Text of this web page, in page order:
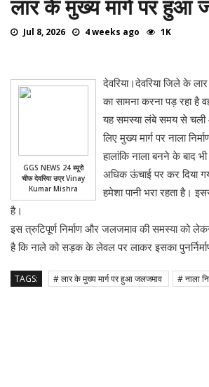
लार के मुख्य मार्ग पर हुआ
Jul 8, 2026 4 weeks ago 1K
GGS NEWS 24 ब्यूरो
चीफ देवरिया उप्र Vinay
Kumar Mishra
देवरिया।देवरिया जिले के
का सामना करना पड़ रहा है
यह समस्या लंबे समय से चली
लिए मुख्य मार्ग पर नाला
हालांकि नाला बनने के बाद
अधिक ऊंचाई पर कर दिया
हमेशा पानी भरा रहता है।
है।
इस त्रुटिपूर्ण निर्माण और जलजमाव की समस्या को
है कि नाले को सड़क के लेवल पर लाकर इसका
TAGS: # लार के मुख्य मार्ग पर हुआ जलजमाव # नाला